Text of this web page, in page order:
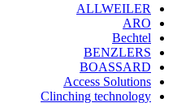
ALLWEILER
ARO
Bechtel
BENZLERS
BOASSARD
Access Solutions
Clinching technology